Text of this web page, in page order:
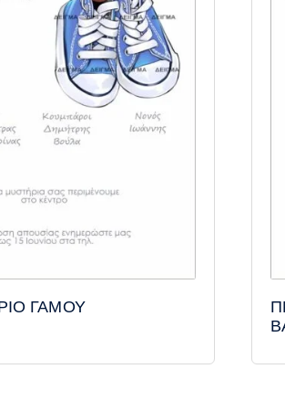
ΓΑΜΟΥ